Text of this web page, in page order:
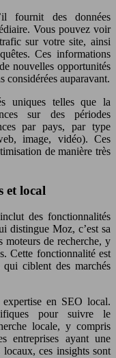
fournit des données
Vous pouvez voir
sur votre site, ainsi
Ces informations
nouvelles opportunités
considérées auparavant.
uniques telles que la
sur des périodes
par pays, par type
image, vidéo). Ces
de manière très
et local
des fonctionnalités
distingue Moz, c’est sa
moteurs de recherche, y
Cette fonctionnalité est
ciblent des marchés
en SEO local.
pour suivre le
locale, y compris
entreprises ayant une
ces insights sont